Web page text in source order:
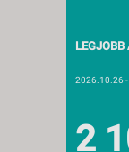
LEGJOBB
2026.10.26
2